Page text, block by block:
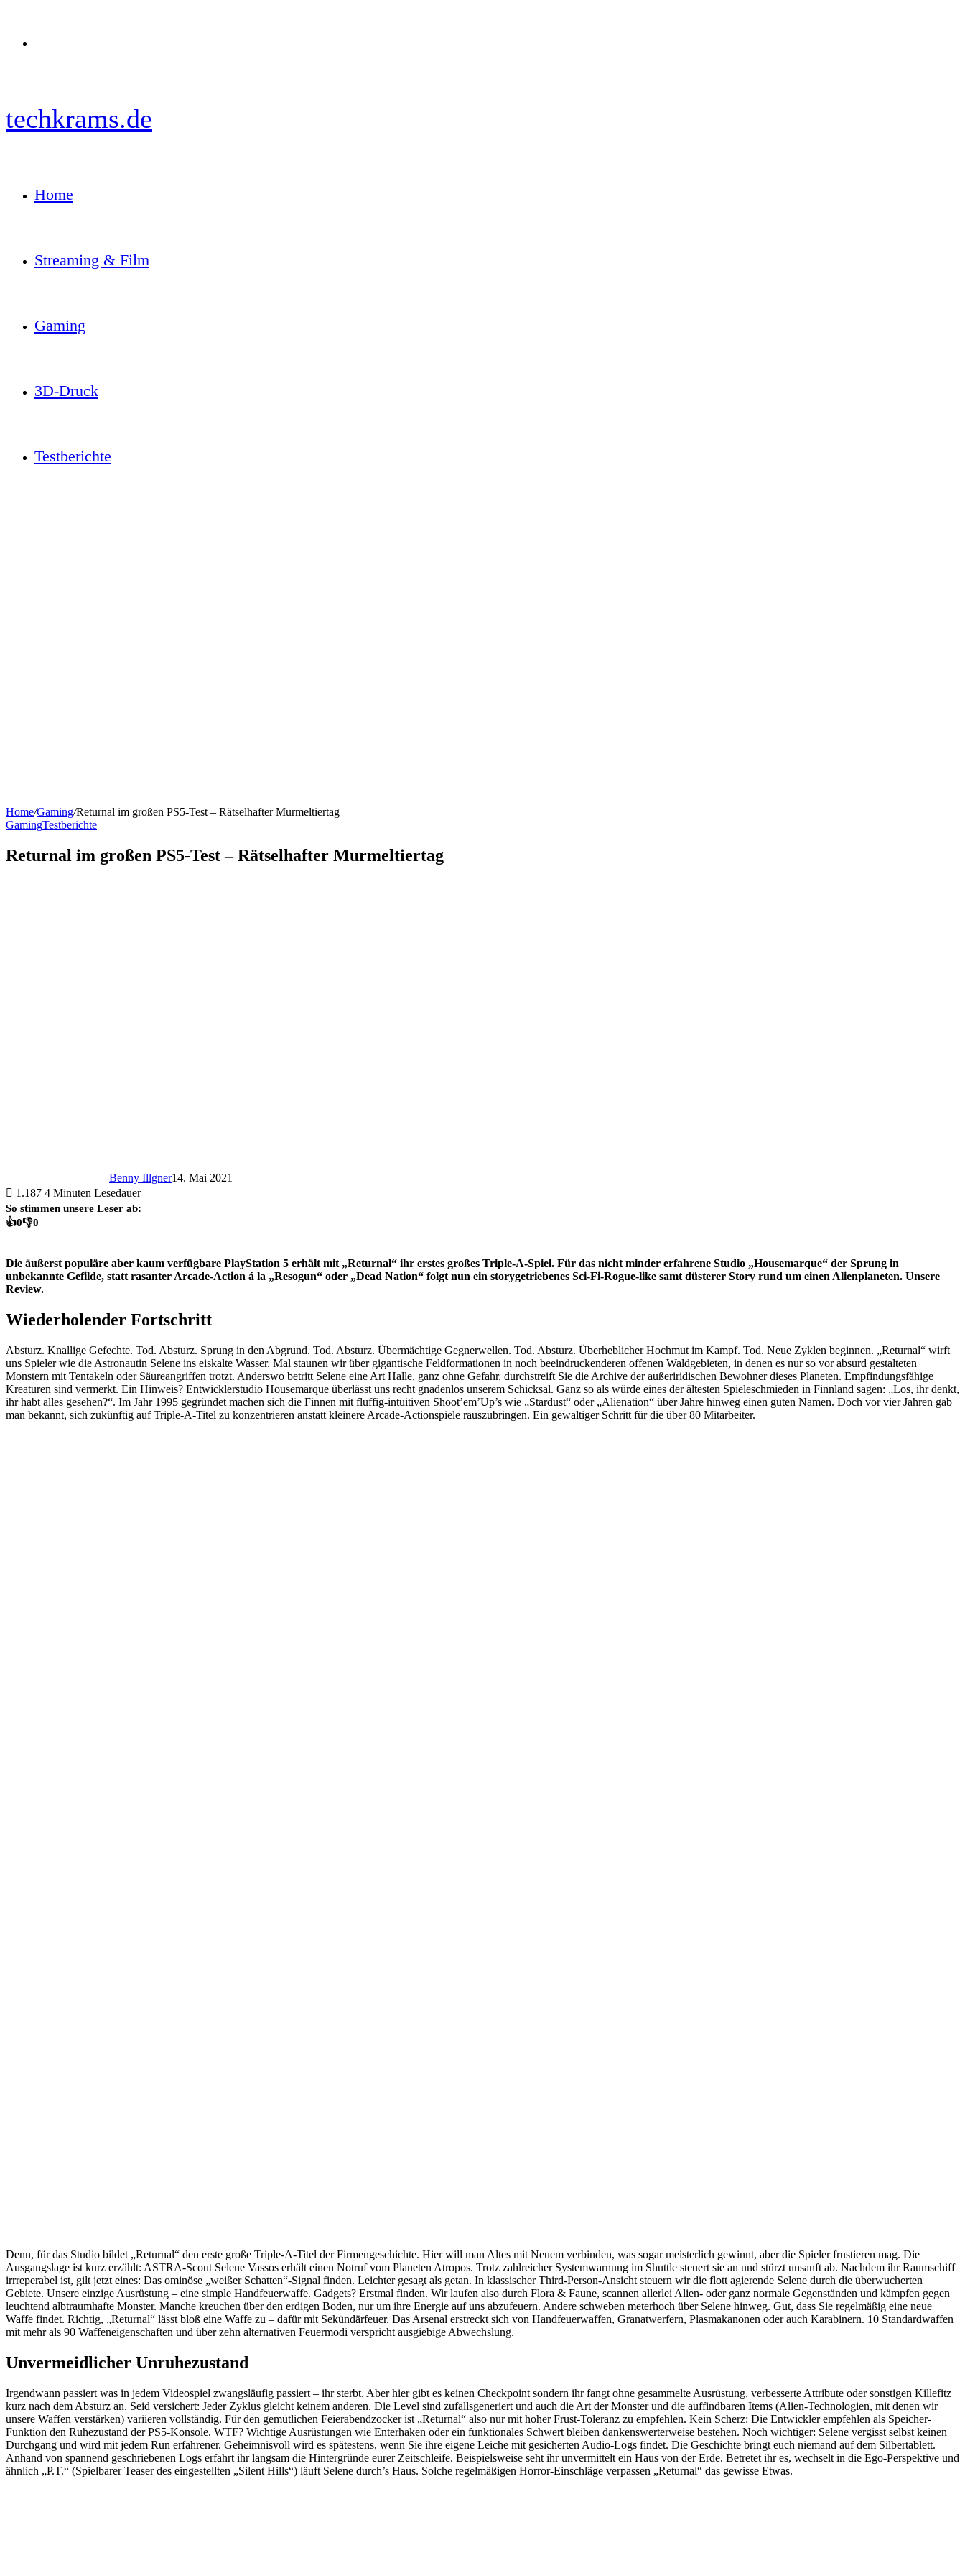
techkrams.de
Home
Streaming & Film
Gaming
3D-Druck
Testberichte
Home/Gaming/Returnal im großen PS5-Test – Rätselhafter Murmeltiertag
GamingTestberichte
Returnal im großen PS5-Test – Rätselhafter Murmeltiertag
Benny Illgner14. Mai 2021
1.187 4 Minuten Lesedauer
So stimmen unsere Leser ab:
👍0👎0
Die äußerst populäre aber kaum verfügbare PlayStation 5 erhält mit „Returnal“ ihr erstes großes Triple-A-Spiel. Für das nicht minder erfahrene Studio „Housemarque“ der Sprung in
unbekannte Gefilde, statt rasanter Arcade-Action á la „Resogun“ oder „Dead Nation“ folgt nun ein storygetriebenes Sci-Fi-Rogue-like samt düsterer Story rund um einen Alienplaneten. Unsere
Review.
Wiederholender Fortschritt
Absturz. Knallige Gefechte. Tod. Absturz. Sprung in den Abgrund. Tod. Absturz. Übermächtige Gegnerwellen. Tod. Absturz. Überheblicher Hochmut im Kampf. Tod. Neue Zyklen beginnen. „Returnal“ wirft
uns Spieler wie die Astronautin Selene ins eiskalte Wasser. Mal staunen wir über gigantische Feldformationen in noch beeindruckenderen offenen Waldgebieten, in denen es nur so vor absurd gestalteten
Monstern mit Tentakeln oder Säureangriffen trotzt. Anderswo betritt Selene eine Art Halle, ganz ohne Gefahr, durchstreift Sie die Archive der außeriridischen Bewohner dieses Planeten. Empfindungsfähige
Kreaturen sind vermerkt. Ein Hinweis? Entwicklerstudio Housemarque überlässt uns recht gnadenlos unserem Schicksal. Ganz so als würde eines der ältesten Spieleschmieden in Finnland sagen: „Los, ihr denkt,
ihr habt alles gesehen?“. Im Jahr 1995 gegründet machen sich die Finnen mit fluffig-intuitiven Shoot’em’Up’s wie „Stardust“ oder „Alienation“ über Jahre hinweg einen guten Namen. Doch vor vier Jahren gab
man bekannt, sich zukünftig auf Triple-A-Titel zu konzentrieren anstatt kleinere Arcade-Actionspiele rauszubringen. Ein gewaltiger Schritt für die über 80 Mitarbeiter.
Denn, für das Studio bildet „Returnal“ den erste große Triple-A-Titel der Firmengeschichte. Hier will man Altes mit Neuem verbinden, was sogar meisterlich gewinnt, aber die Spieler frustieren mag. Die
Ausgangslage ist kurz erzählt: ASTRA-Scout Selene Vassos erhält einen Notruf vom Planeten Atropos. Trotz zahlreicher Systemwarnung im Shuttle steuert sie an und stürzt unsanft ab. Nachdem ihr Raumschiff
irrreperabel ist, gilt jetzt eines: Das ominöse „weißer Schatten“-Signal finden. Leichter gesagt als getan. In klassischer Third-Person-Ansicht steuern wir die flott agierende Selene durch die überwucherten
Gebiete. Unsere einzige Ausrüstung – eine simple Handfeuerwaffe. Gadgets? Erstmal finden. Wir laufen also durch Flora & Faune, scannen allerlei Alien- oder ganz normale Gegenständen und kämpfen gegen
leuchtend albtraumhafte Monster. Manche kreuchen über den erdigen Boden, nur um ihre Energie auf uns abzufeuern. Andere schweben meterhoch über Selene hinweg. Gut, dass Sie regelmäßig eine neue
Waffe findet. Richtig, „Returnal“ lässt bloß eine Waffe zu – dafür mit Sekündärfeuer. Das Arsenal erstreckt sich von Handfeuerwaffen, Granatwerfern, Plasmakanonen oder auch Karabinern. 10 Standardwaffen
mit mehr als 90 Waffeneigenschaften und über zehn alternativen Feuermodi verspricht ausgiebige Abwechslung.
Unvermeidlicher Unruhezustand
Irgendwann passiert was in jedem Videospiel zwangsläufig passiert – ihr sterbt. Aber hier gibt es keinen Checkpoint sondern ihr fangt ohne gesammelte Ausrüstung, verbesserte Attribute oder sonstigen Killefitz
kurz nach dem Absturz an. Seid versichert: Jeder Zyklus gleicht keinem anderen. Die Level sind zufallsgeneriert und auch die Art der Monster und die auffindbaren Items (Alien-Technologien, mit denen wir
unsere Waffen verstärken) variieren vollständig. Für den gemütlichen Feierabendzocker ist „Returnal“ also nur mit hoher Frust-Toleranz zu empfehlen. Kein Scherz: Die Entwickler empfehlen als Speicher-
Funktion den Ruhezustand der PS5-Konsole. WTF? Wichtige Ausrüstungen wie Enterhaken oder ein funktionales Schwert bleiben dankenswerterweise bestehen. Noch wichtiger: Selene vergisst selbst keinen
Durchgang und wird mit jedem Run erfahrener. Geheimnisvoll wird es spätestens, wenn Sie ihre eigene Leiche mit gesicherten Audio-Logs findet. Die Geschichte bringt euch niemand auf dem Silbertablett.
Anhand von spannend geschriebenen Logs erfahrt ihr langsam die Hintergründe eurer Zeitschleife. Beispielsweise seht ihr unvermittelt ein Haus von der Erde. Betretet ihr es, wechselt in die Ego-Perspektive und
ähnlich „P.T.“ (Spielbarer Teaser des eingestellten „Silent Hills“) läuft Selene durch’s Haus. Solche regelmäßigen Horror-Einschläge verpassen „Returnal“ das gewisse Etwas.